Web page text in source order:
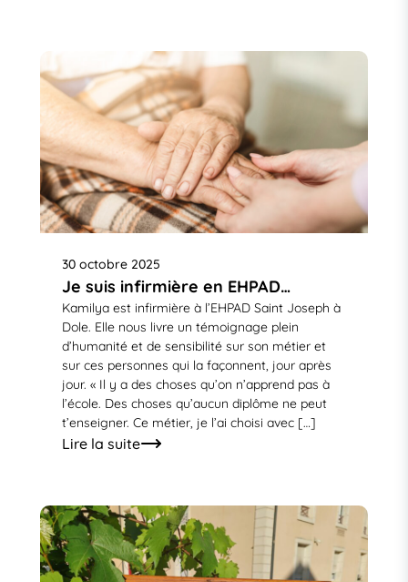
30 octobre 2025
Je suis infirmière en EHPAD…
Kamilya est infirmière à l’EHPAD Saint Joseph à
Dole. Elle nous livre un témoignage plein
d’humanité et de sensibilité sur son métier et
sur ces personnes qui la façonnent, jour après
jour. « Il y a des choses qu’on n’apprend pas à
l’école. Des choses qu’aucun diplôme ne peut
t’enseigner. Ce métier, je l’ai choisi avec […]
Lire la suite